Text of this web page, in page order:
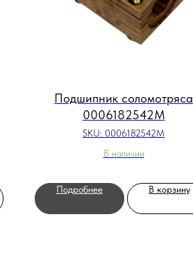
Подшипник соломотряса
0006182542M
SKU: 0006182542M
В наличии
Подробнее В корзину